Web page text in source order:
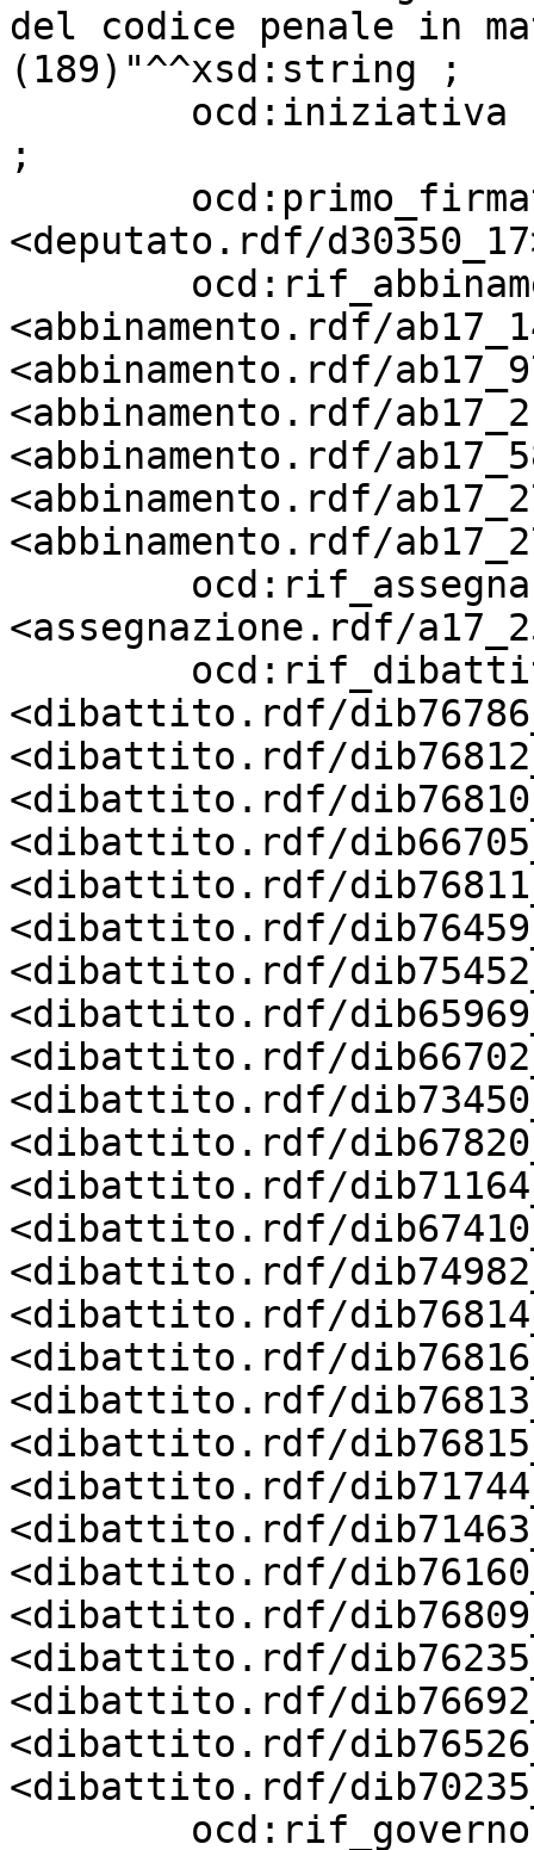
del codice penale in
(189)"^^xsd:string ;
;
<deputato.rdf/
<abbinamento.rdf/
<abbinamento.rdf/
<abbinamento.rdf/
<abbinamento.rdf/
<abbinamento.rdf/
<abbinamento.rdf/
<assegnazione.rdf/
<dibattito.rdf/
<dibattito.rdf/
<dibattito.rdf/
<dibattito.rdf/
<dibattito.rdf/
<dibattito.rdf/
<dibattito.rdf/
<dibattito.rdf/
<dibattito.rdf/
<dibattito.rdf/
<dibattito.rdf/
<dibattito.rdf/
<dibattito.rdf/
<dibattito.rdf/
<dibattito.rdf/
<dibattito.rdf/
<dibattito.rdf/
<dibattito.rdf/
<dibattito.rdf/
<dibattito.rdf/
<dibattito.rdf/
<dibattito.rdf/
<dibattito.rdf/
<dibattito.rdf/
<dibattito.rdf/
<dibattito.rdf/